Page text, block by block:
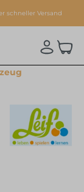
schneller Versand